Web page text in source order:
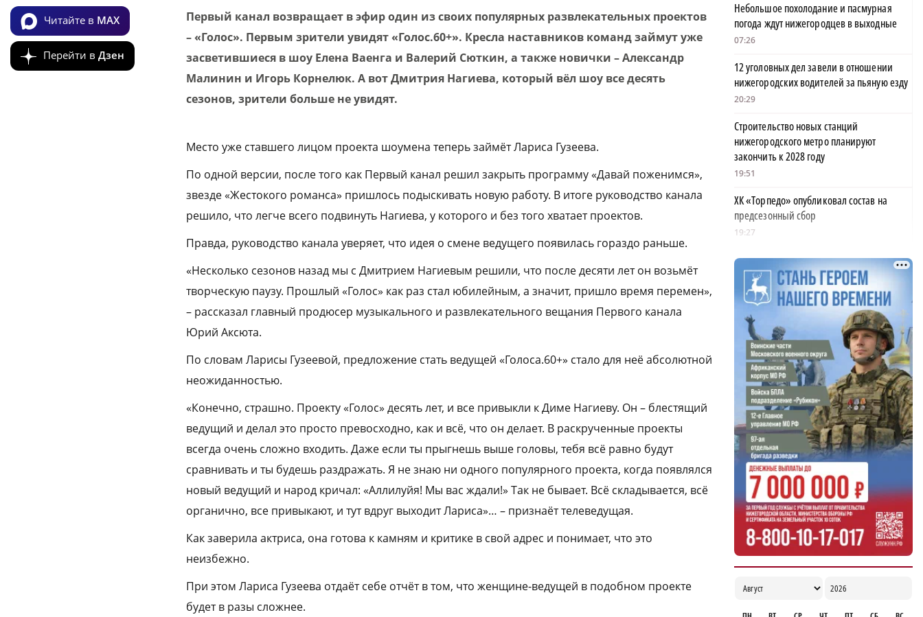
Читайте в MAX
Перейти в Дзен
Первый канал возвращает в эфир один из своих популярных развлекательных проектов
– «Голос». Первым зрители увидят «Голос.60+». Кресла наставников команд займут уже
засветившиеся в шоу Елена Ваенга и Валерий Сюткин, а также новички – Александр
Малинин и Игорь Корнелюк. А вот Дмитрия Нагиева, который вёл шоу все десять
сезонов, зрители больше не увидят.
Место уже ставшего лицом проекта шоумена теперь займёт Лариса Гузеева.
По одной версии, после того как Первый канал решил закрыть программу «Давай поженимся»,
звезде «Жестокого романса» пришлось подыскивать новую работу. В итоге руководство канала
решило, что легче всего подвинуть Нагиева, у которого и без того хватает проектов.
Правда, руководство канала уверяет, что идея о смене ведущего появилась гораздо раньше.
«Несколько сезонов назад мы с Дмитрием Нагиевым решили, что после десяти лет он возьмёт
творческую паузу. Прошлый «Голос» как раз стал юбилейным, а значит, пришло время перемен»,
– рассказал главный продюсер музыкального и развлекательного вещания Первого канала
Юрий Аксюта.
По словам Ларисы Гузеевой, предложение стать ведущей «Голоса.60+» стало для неё абсолютной
неожиданностью.
«Конечно, страшно. Проекту «Голос» десять лет, и все привыкли к Диме Нагиеву. Он – блестящий
ведущий и делал это просто превосходно, как и всё, что он делает. В раскрученные проекты
всегда очень сложно входить. Даже если ты прыгнешь выше головы, тебя всё равно будут
сравнивать и ты будешь раздражать. Я не знаю ни одного популярного проекта, когда появлялся
новый ведущий и народ кричал: «Аллилуйя! Мы вас ждали!» Так не бывает. Всё складывается, всё
органично, все привыкают, и тут вдруг выходит Лариса»… – признаёт телеведущая.
Как заверила актриса, она готова к камням и критике в свой адрес и понимает, что это
неизбежно.
При этом Лариса Гузеева отдаёт себе отчёт в том, что женщине-ведущей в подобном проекте
будет в разы сложнее.
Небольшое похолодание и пасмурная
погода ждут нижегородцев в выходные
07:26
12 уголовных дел завели в отношении
нижегородских водителей за пьяную езду
20:29
Строительство новых станций
нижегородского метро планируют
закончить к 2028 году
19:51
ХК «Торпедо» опубликовал состав на
предсезонный сбор
19:27
Дзержинский «Парус» завоевал серебро
на Чемпионате России по ПОДА-футболу
19:22
Владельца кафе осудили за отказ пустить
нижегородца с собакой-поводырем
19:05
В Нижнем Новгороде откроют ИТ-центр
РФ и Киргизии кибербезопасности
18:37
Стоянку транспорта ограничат на улице
Красносельской с конца августа
18:37